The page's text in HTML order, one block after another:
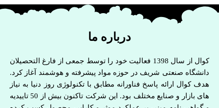
درباره ما
کوال از سال 1398 فعالیت خود را توسط جمعی از فارغ التحصیلان
دانشگاه صنعتی شریف در حوزه مواد پیشرفته و هوشمند آغاز کرد.
هدف کوال ارائه پاسخ فناورانه مطابق با تکنولوژی روز دنیا به نیاز
های بازار و صنایع مختلف بود. این شرکت تاکنون بیش از 50 تاییدیه